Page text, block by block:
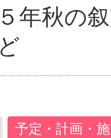
年秋の
予定・計画・